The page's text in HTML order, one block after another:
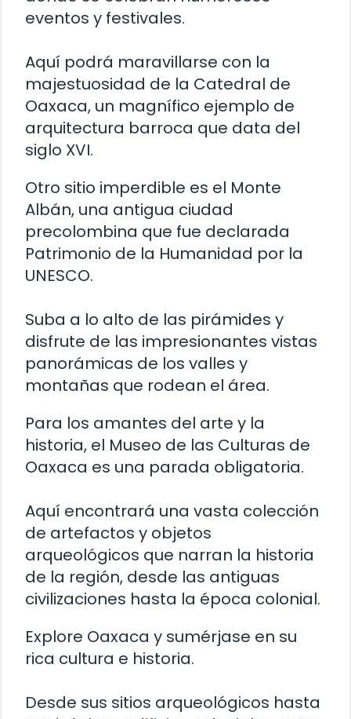
eventos y festivales.
Aquí podrá maravillarse con la
majestuosidad de la Catedral de
Oaxaca, un magnífico ejemplo de
arquitectura barroca que data del
siglo XVI.
Otro sitio imperdible es el Monte
Albán, una antigua ciudad
precolombina que fue declarada
Patrimonio de la Humanidad por la
UNESCO.
Suba a lo alto de las pirámides y
disfrute de las impresionantes vistas
panorámicas de los valles y
montañas que rodean el área.
Para los amantes del arte y la
historia, el Museo de las Culturas de
Oaxaca es una parada obligatoria.
Aquí encontrará una vasta colección
de artefactos y objetos
arqueológicos que narran la historia
de la región, desde las antiguas
civilizaciones hasta la época colonial.
Explore Oaxaca y sumérjase en su
rica cultura e historia.
Desde sus sitios arqueológicos hasta